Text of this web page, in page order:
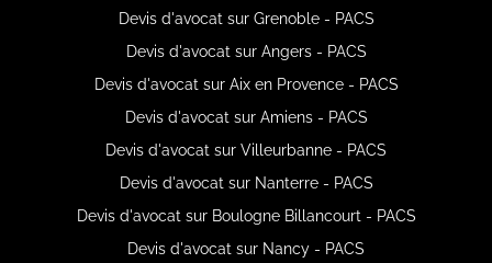
Devis d'avocat sur Grenoble - PACS
Devis d'avocat sur Angers - PACS
Devis d'avocat sur Aix en Provence - PACS
Devis d'avocat sur Amiens - PACS
Devis d'avocat sur Villeurbanne - PACS
Devis d'avocat sur Nanterre - PACS
Devis d'avocat sur Boulogne Billancourt - PACS
Devis d'avocat sur Nancy - PACS